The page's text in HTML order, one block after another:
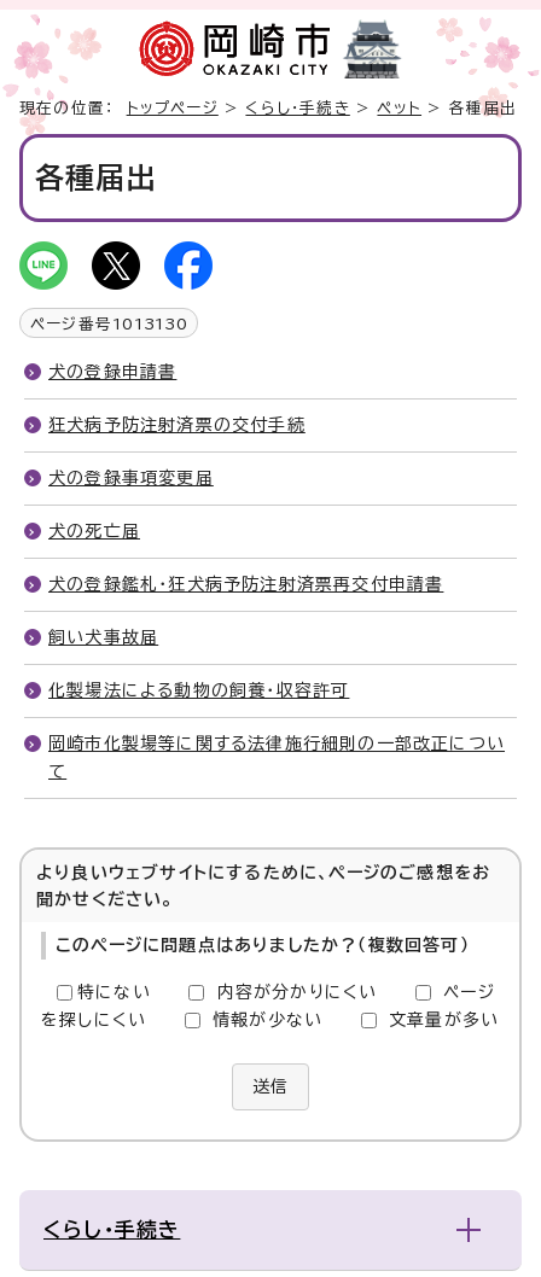
現在の位置： トップページ > くらし・手続き >ペット > 各種届出
各種届出
ページ番号 1013130
犬の登録申請書
狂犬病予防注射済票の交付手続
犬の登録事項変更届
犬の死亡届
犬の登録鑑札・狂犬病予防注射済票再交付申請書
飼い犬事故届
化製場法による動物の飼養・収容許可
岡崎市化製場等に関する法律施行細則の一部改正につい
て
より良いウェブサイトにするために、ページのご感想をお
聞かせください。
このページに問題点はありましたか？（複数回答可）
特にない 内容が分かりにくい
ページ
を探しにくい
情報が少ない 文章量が多い
送信
くらし・手続き